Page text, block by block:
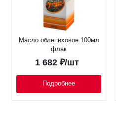
Масло облепиховое 100мл
флак
1 682 ₽/шт
Подробнее